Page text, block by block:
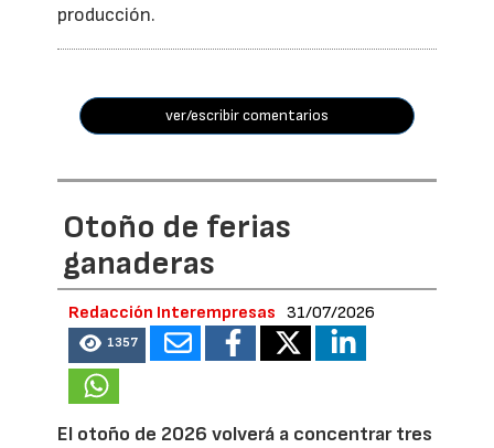
producción.
ver/escribir comentarios
Otoño de ferias
ganaderas
Redacción Interempresas 31/07/2026
1357
El otoño de 2026 volverá a concentrar tres